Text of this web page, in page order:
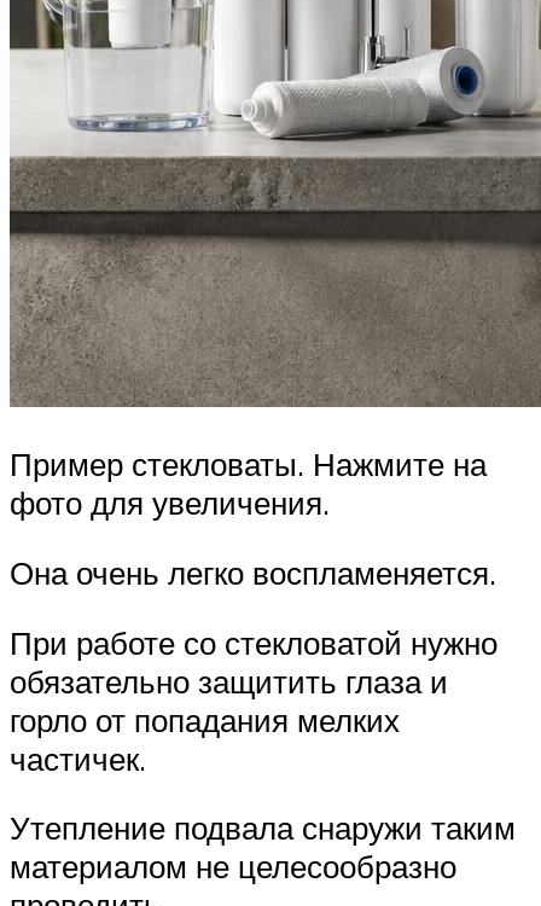
Пример стекловаты. Нажмите на
фото для увеличения.
Она очень легко воспламеняется.
При работе со стекловатой нужно
обязательно защитить глаза и
горло от попадания мелких
частичек.
Утепление подвала снаружи таким
материалом не целесообразно